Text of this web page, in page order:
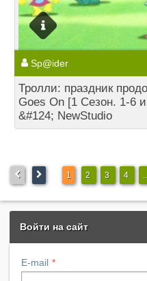
Sp@ider
Тролли: праздник
Goes On [1 Сезон. 1-6
&#124; NewStudio
1 2 3 4
Войти на сайт
E-mail